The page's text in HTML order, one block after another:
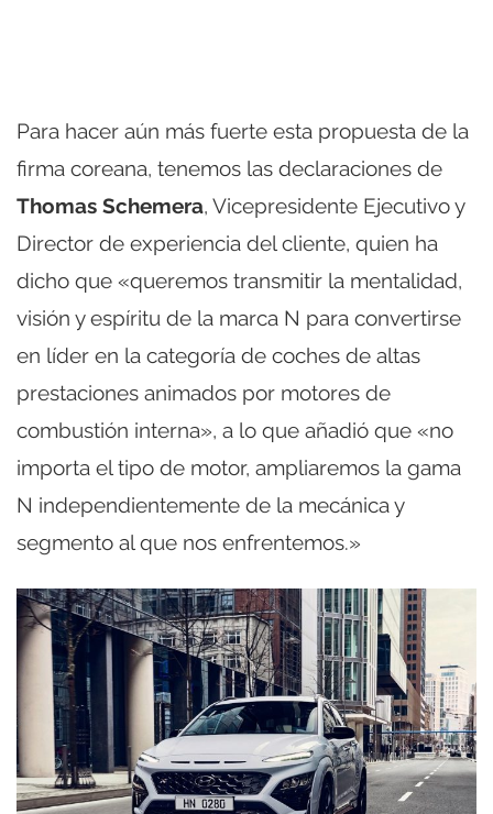
Para hacer aún más fuerte esta propuesta de la
firma coreana, tenemos las declaraciones de
Thomas Schemera, Vicepresidente Ejecutivo y
Director de experiencia del cliente, quien ha
dicho que «queremos transmitir la mentalidad,
visión y espíritu de la marca N para convertirse
en líder en la categoría de coches de altas
prestaciones animados por motores de
combustión interna», a lo que añadió que «no
importa el tipo de motor, ampliaremos la gama
N independientemente de la mecánica y
segmento al que nos enfrentemos.»